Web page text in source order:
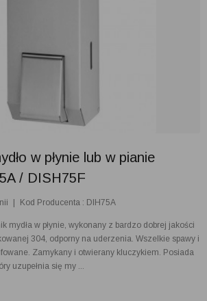
w płynie lub w pianie
/ DISH75F
Kod Producenta : DIH75A
mydła w płynie, wykonany z bardzo dobrej jakości
304, odporny na uderzenia. Wszelkie spawy i
Zamykany i otwierany kluczykiem. Posiada
uzupełnia się my ...